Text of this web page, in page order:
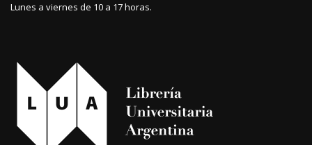
Lunes a viernes de 10 a 17 horas.